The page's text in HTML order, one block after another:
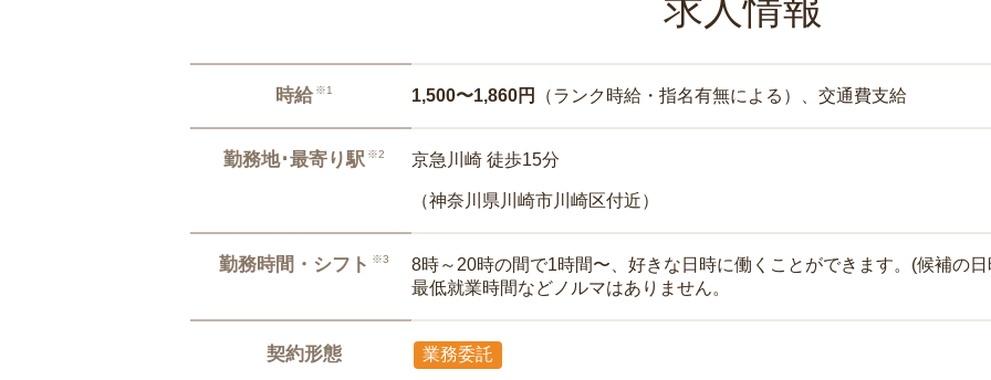
求人情報
時給 ※1 1,500〜1,860円 （ランク時給・指名有無による）、交通費支給
勤務地･最寄り駅 ※2 京急川崎 徒歩15分
（神奈川県川崎市川崎区付近）
勤務時間・シフト ※3
8時～20時の間で1時間〜、好きな日時に働くことができます。(候補の
最低就業時間などノルマはありません。
契約形態 業務委託